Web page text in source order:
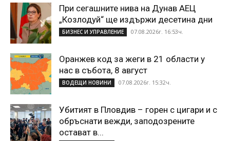
При сегашните нива на Дунав АЕЦ
„Козлодуй“ ще издържи десетина дни
БИЗНЕС И УПРАВЛЕНИЕ 07.08.2026г. 16:53ч.
Оранжев код за жеги в 21 области у
нас в събота, 8 август
ВОДЕЩИ НОВИНИ 07.08.2026г. 15:32ч.
Убитият в Пловдив – горен с цигари и с
обръснати вежди, заподозрените
остават в...